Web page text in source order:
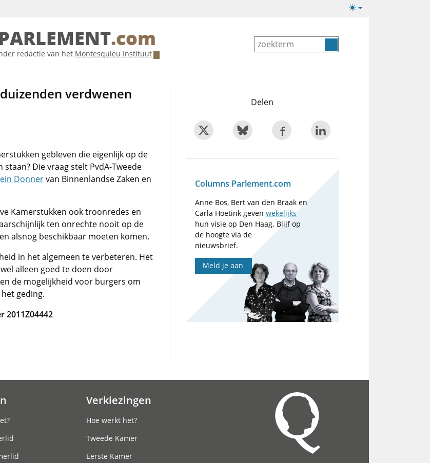
Lichte/donkere
.com
redactie van het Montesquieu Instituut
verdwenen
gebleven die eigenlijk op de
Die vraag stelt PvdA-Tweede
Donnervan Binnenlandse Zaken en
Kamerstukken ook troonredes en
ten onrechte nooit op de
alsnog beschikbaar moeten komen.
in het algemeen te verbeteren. Het
alleen goed te doen door
de mogelijkheid voor burgers om
geding.
2011Z04442
Delen
Columns Parlement.com
Anne Bos, Bert van den Braak en
Carla Hoetink gevenwekelijks
hun visie op Den Haag. Blijf op
de hoogte via de
nieuwsbrief.
Meld je aan
Verkiezingen
Hoe werkt het?
Tweede Kamer
Eerste Kamer